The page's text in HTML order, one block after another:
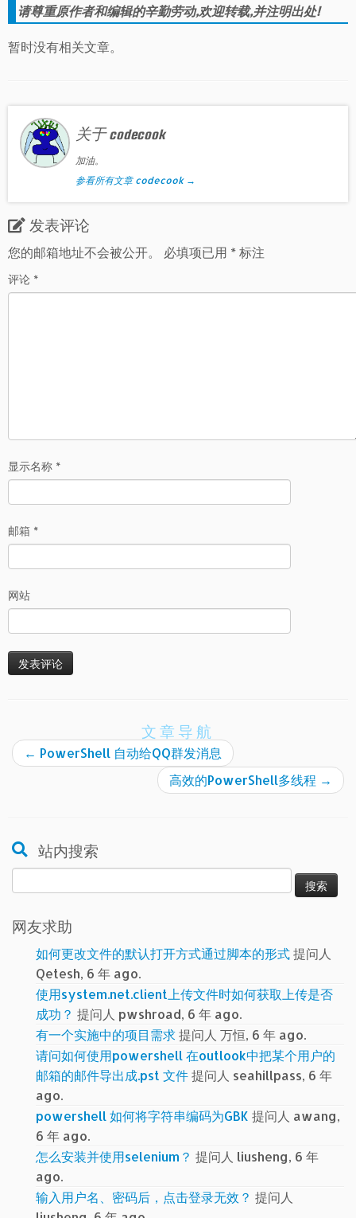
请尊重原作者和编辑的辛勤劳动,欢迎转载,并注明出处!
暂时没有相关文章。
关于 codecook
加油。
参看所有文章 codecook →
发表评论
您的邮箱地址不会被公开。
必填项已用 *标注
评论 *
显示名称 *
邮箱 *
网站
文章导航
← PowerShell 自动给QQ群发消息
高效的PowerShell多线程 →
站内搜索
索：
网友求助
如何更改文件的默认打开方式通过脚本的形式提问人
Qetesh, 6 年 ago.
使用system.net.client上传文件时如何获取上传是否
成功？ 提问人 pwshroad, 6 年 ago.
有一个实施中的项目需求提问人 万恒, 6 年 ago.
请问如何使用powershell 在outlook中把某个用户的
邮箱的邮件导出成.pst 文件提问人 seahillpass, 6 年
ago.
powershell 如何将字符串编码为GBK 提问人 awang,
6 年 ago.
怎么安装并使用selenium？ 提问人 liusheng, 6 年
ago.
输入用户名、密码后，点击登录无效？ 提问人